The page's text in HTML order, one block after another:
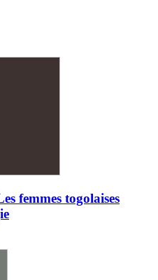
femmes togolaises